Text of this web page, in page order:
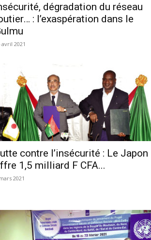
dégradation du réseau
: l’exaspération dans le
avril 2021
contre l’insécurité : Le Japon
1,5 milliard F CFA...
2021